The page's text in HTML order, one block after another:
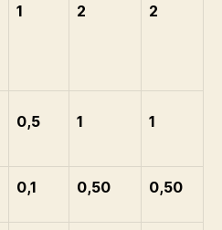
1 2 2
0,5 1 1
0,1 0,50 0,50